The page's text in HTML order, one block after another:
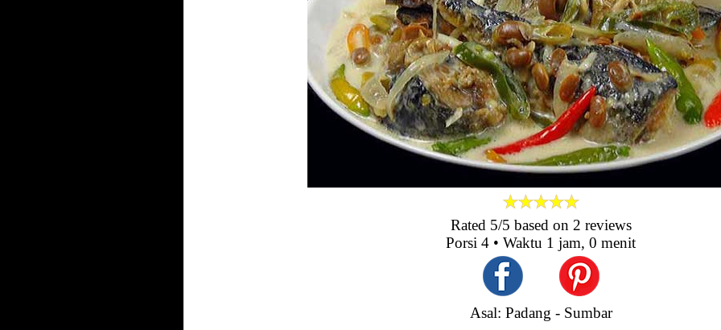
Rated 5/5 based on 2 reviews
Porsi 4 • Waktu 1 jam, 0 menit
Asal: Padang - Sumbar